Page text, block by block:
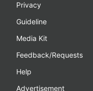
Privacy
Guideline
Media Kit
Feedback/Requests
Help
Advertisement